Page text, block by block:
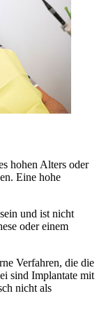
hohen Alters oder
Eine hohe
und ist nicht
oder einem
Verfahren, die die
sind Implantate mit
nicht als